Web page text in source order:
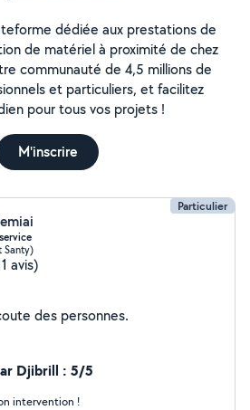
dédiée aux prestations de
de matériel à proximité de chez
communauté de 4,5 millions de
et particuliers, et facilitez
pour tous vos projets !
M'inscrire
Particulier
Santy)
avis)
des personnes.
Djibrill : 5/5
intervention !